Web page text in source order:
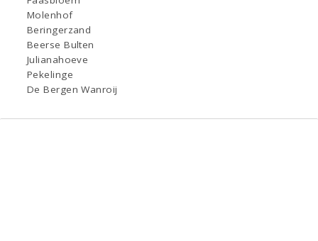
Molenhof
Beringerzand
Beerse Bulten
Julianahoeve
Pekelinge
De Bergen Wanroij